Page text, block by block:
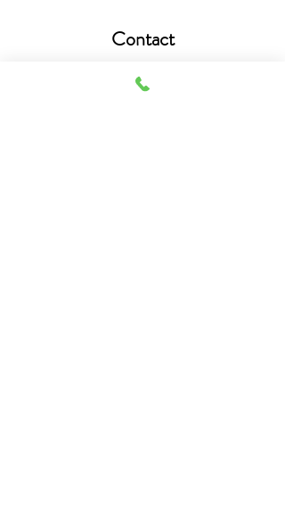
Contact
+216 55 555 533
astucedecotunisie@outlook.fr